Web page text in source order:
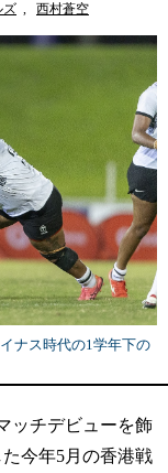
ズ , 西村蒼空
ナス時代の1学年下の
ッチデビューを飾
今年5月の香港戦